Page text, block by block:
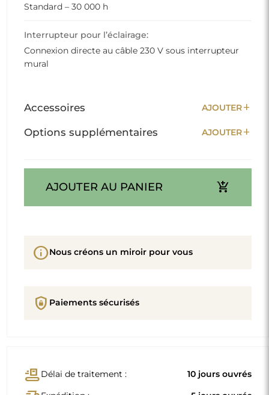
Standard – 30 000 h
Interrupteur pour l’éclairage:
Connexion directe au câble 230 V sous interrupteur
mural
Accessoires AJOUTERadd
Options supplémentaires AJOUTERadd
AJOUTER AU PANIER add_shopping_cart
infoNous créons un miroir pour vous
shield_lock Paiements sécurisés
conveyor_beltDélai de traitement : 10 jours ouvrés